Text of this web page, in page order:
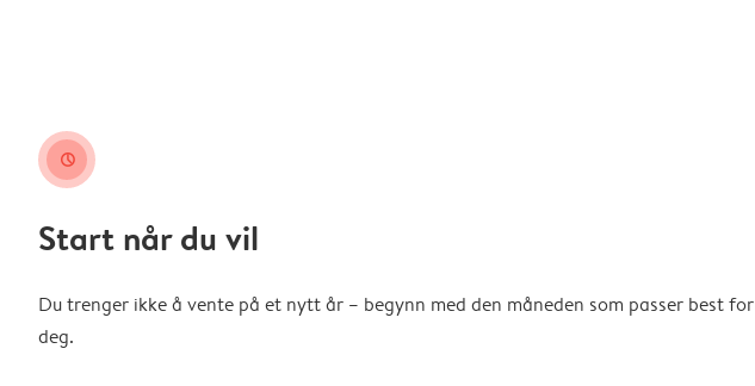
clock
Start når du vil
Du trenger ikke å vente på et nytt år – begynn med den måneden som passer best for
deg.